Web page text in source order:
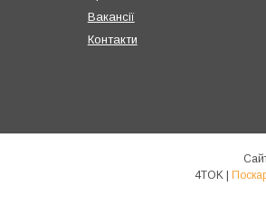
Вакансії
Контакти
4TOK |